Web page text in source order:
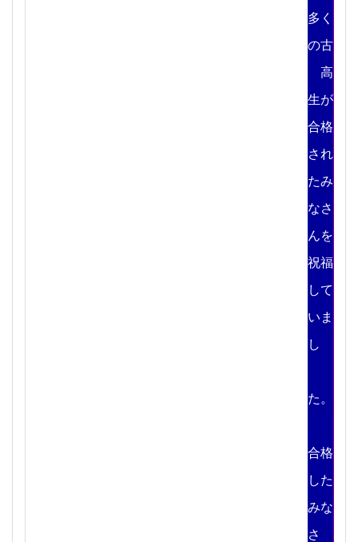
多く
の古
高
生が
合格
され
たみ
なさ
んを
祝福
して
いま
し
た。
合格
した
みな
さ